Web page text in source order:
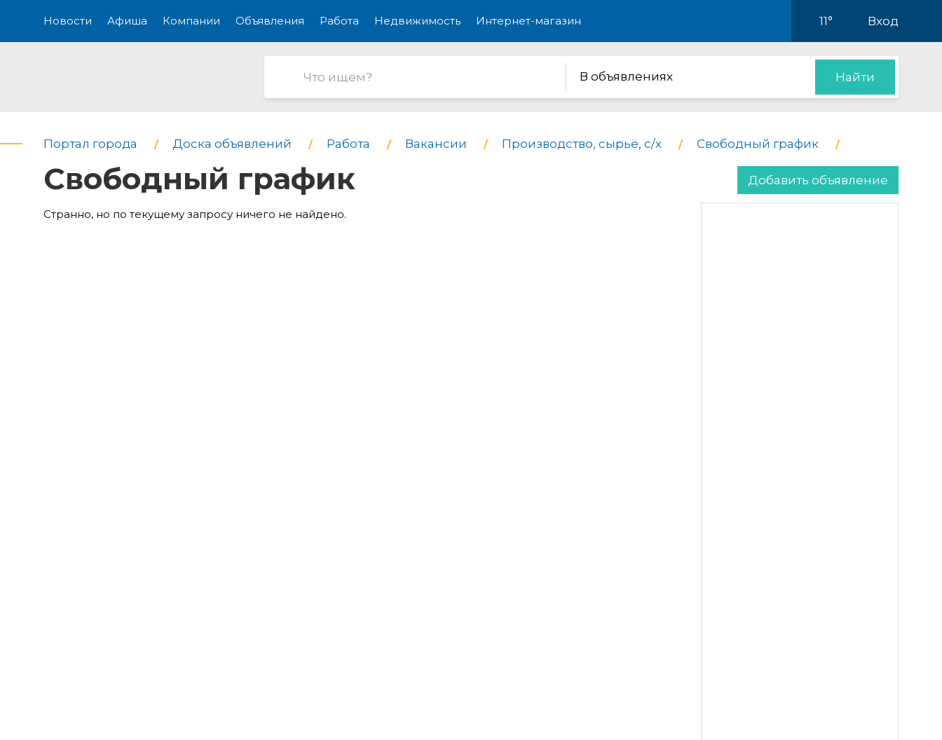
Новости Афиша Компании Объявления Работа Недвижимость Интернет-магазин 11° Вход
В объявлениях Найти
Портал города Доска объявлений Работа Вакансии Производство, сырьё, с/х Свободный график
Свободный график Добавить объявление
Странно, но по текущему запросу ничего не найдено.